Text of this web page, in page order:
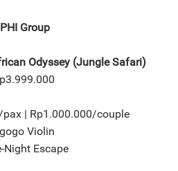
Group
Odyssey (Jungle Safari)
pax | Rp1.000.000/couple
Violin
Night Escape